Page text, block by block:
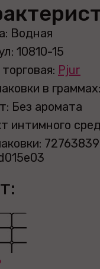
Водная
10810-15
Pjur
в
Без аромата
интимного